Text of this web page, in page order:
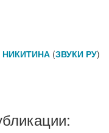
НИКИТИНА (ЗВУКИ РУ)